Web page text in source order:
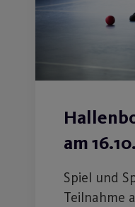
am
Spiel und
Teilnahme